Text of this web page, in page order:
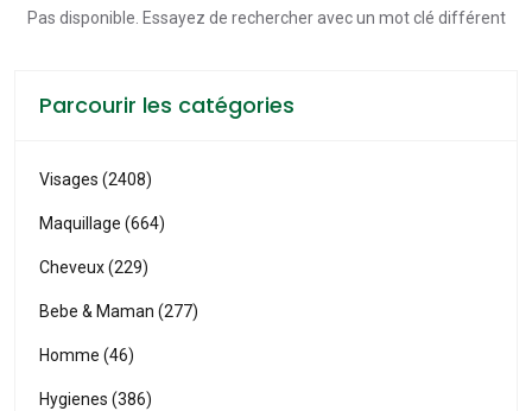
Pas disponible. Essayez de rechercher avec un mot clé différent
Parcourir les catégories
Visages (2408)
Maquillage (664)
Cheveux (229)
Bebe & Maman (277)
Homme (46)
Hygienes (386)